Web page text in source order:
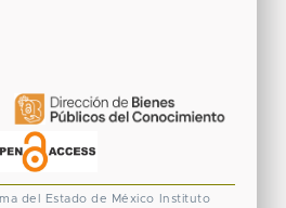
del Estado de México Instituto